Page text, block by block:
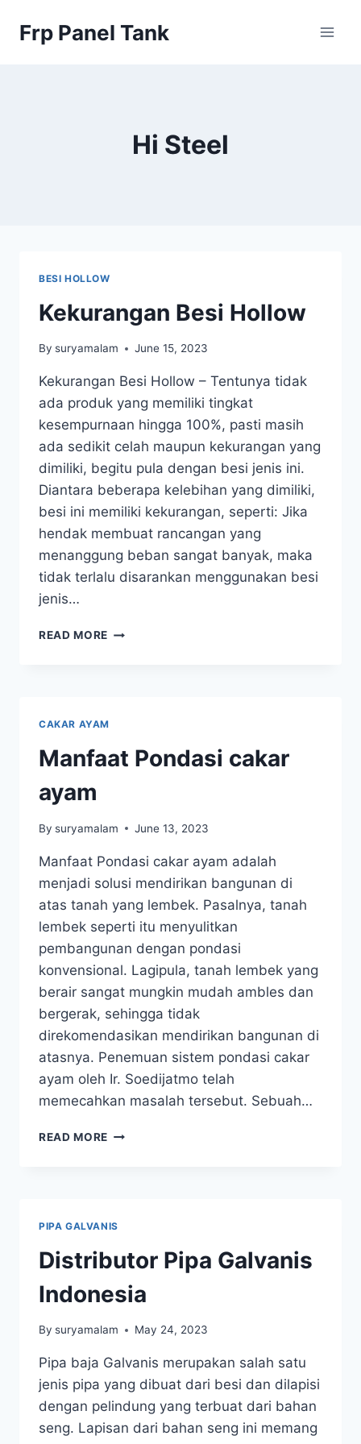
Frp Panel Tank
Hi Steel
BESI HOLLOW
Kekurangan Besi Hollow
By suryamalam June 15, 2023
Kekurangan Besi Hollow – Tentunya tidak
ada produk yang memiliki tingkat
kesempurnaan hingga 100%, pasti masih
ada sedikit celah maupun kekurangan yang
dimiliki, begitu pula dengan besi jenis ini.
Diantara beberapa kelebihan yang dimiliki,
besi ini memiliki kekurangan, seperti: Jika
hendak membuat rancangan yang
menanggung beban sangat banyak, maka
tidak terlalu disarankan menggunakan besi
jenis…
READ MORE KEKURANGAN
CAKAR AYAM
Manfaat Pondasi cakar
ayam
By suryamalam June 13, 2023
Manfaat Pondasi cakar ayam adalah
menjadi solusi mendirikan bangunan di
atas tanah yang lembek. Pasalnya, tanah
lembek seperti itu menyulitkan
pembangunan dengan pondasi
konvensional. Lagipula, tanah lembek yang
berair sangat mungkin mudah ambles dan
bergerak, sehingga tidak
direkomendasikan mendirikan bangunan di
atasnya. Penemuan sistem pondasi cakar
ayam oleh Ir. Soedijatmo telah
memecahkan masalah tersebut. Sebuah…
READ MORE MANFAAT
PIPA GALVANIS
Distributor Pipa Galvanis
Indonesia
By suryamalam May 24, 2023
Pipa baja Galvanis merupakan salah satu
jenis pipa yang dibuat dari besi dan dilapisi
dengan pelindung yang terbuat dari bahan
seng. Lapisan dari bahan seng ini memang